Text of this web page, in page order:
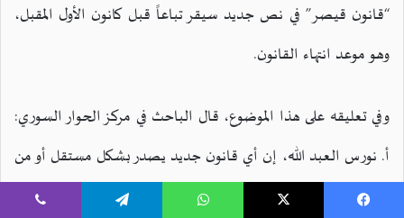
“قانون قيصر” في نص جديد سيقر تباعاً قبل كانون الأول المقبل،
وهو موعد انتهاء القانون.
وفي تعليقه على هذا الموضوع، قال الباحث في مركز الحوار السوري:
أ. نورس العبد الله، إن أي قانون جديد يصدر بشكل مستقل أو من
خلال الإدراج في تشريعات أخرى يُقيّد نوايا الإدارة الأمريكية